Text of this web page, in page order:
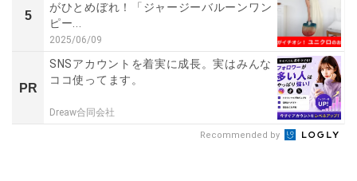
5
がひとめぼれ！「ジャージーバルーンワン
ピー...
2025/06/09
PR
SNSアカウントを着実に成長。実はみんな
ココ使ってます。
Dreaw合同会社
Recommended by